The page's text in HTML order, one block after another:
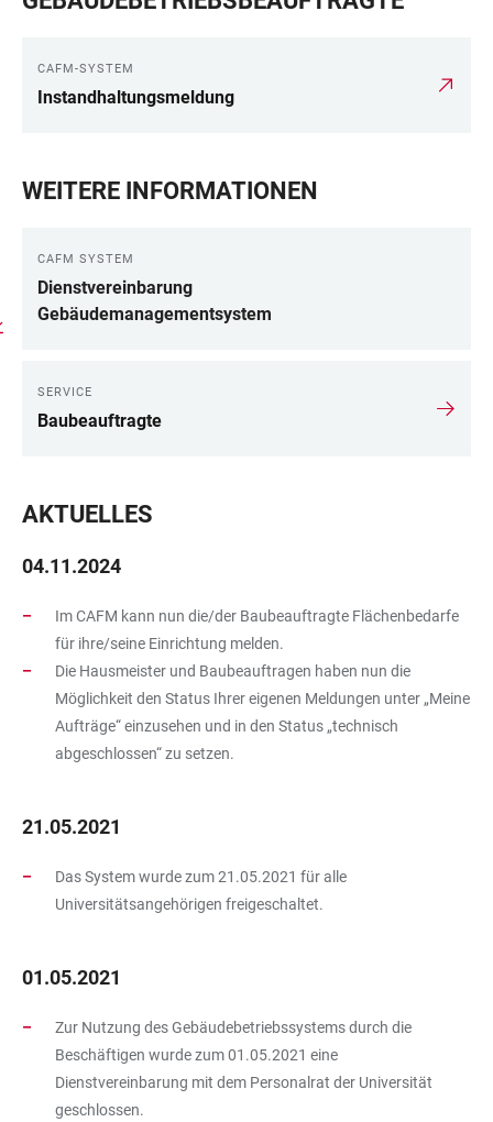
CAFM-SYSTEM
Instandhaltungsmeldung
WEITERE INFORMATIONEN
CAFM SYSTEM
Dienstvereinbarung
Gebäudemanagementsystem
SERVICE
Baubeauftragte
AKTUELLES
04.11.2024
Im CAFM kann nun die/der Baubeauftragte Flächenbedarfe
für ihre/seine Einrichtung melden.
Die Hausmeister und Baubeauftragen haben nun die
Möglichkeit den Status Ihrer eigenen Meldungen unter „Meine
Aufträge“ einzusehen und in den Status „technisch
abgeschlossen“ zu setzen.
21.05.2021
Das System wurde zum 21.05.2021 für alle
Universitätsangehörigen freigeschaltet.
01.05.2021
Zur Nutzung des Gebäudebetriebssystems durch die
Beschäftigen wurde zum 01.05.2021 eine
Dienstvereinbarung mit dem Personalrat der Universität
geschlossen.